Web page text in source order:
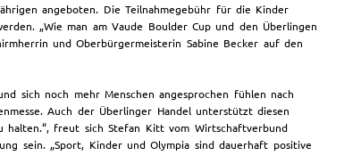
angeboten. Die Teilnahmegebühr für die Kinder
„Wie man am Vaude Boulder Cup und den Überlingen
und Oberbürgermeisterin Sabine Becker auf den
sich noch mehr Menschen angesprochen fühlen nach
Auch der Überlinger Handel unterstützt diesen
freut sich Stefan Kitt vom Wirtschaftverbund
sein. „Sport, Kinder und Olympia sind dauerhaft positive